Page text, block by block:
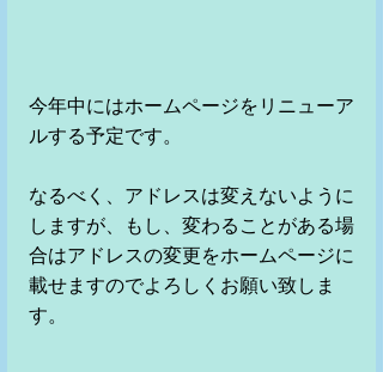
今年中にはホームページをリニューア
ルする予定です。
なるべく、アドレスは変えないように
しますが、もし、変わることがある場
合はアドレスの変更をホームページに
載せますのでよろしくお願い致しま
す。